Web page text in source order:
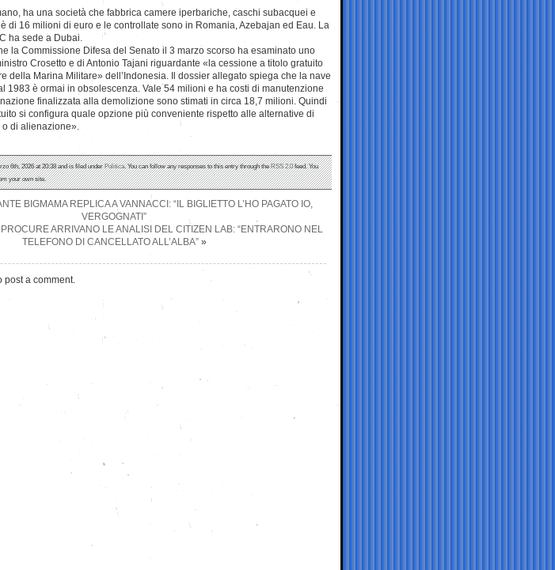
ha una società che fabbrica camere iperbariche, caschi subacquei e
di 16 milioni di euro e le controllate sono in Romania, Azebajan ed Eau. La
ha sede a Dubai.
la Commissione Difesa del Senato il 3 marzo scorso ha esaminato uno
Crosetto e di Antonio Tajani riguardante «la cessione a titolo gratuito
della Marina Militare» dell’Indonesia. Il dossier allegato spiega che la nave
1983 è ormai in obsolescenza. Vale 54 milioni e ha costi di manutenzione
finalizzata alla demolizione sono stimati in circa 18,7 milioni. Quindi
si configura quale opzione più conveniente rispetto alle alternative di
di alienazione».
6th, 2026 at 20:38 and is filed underPolitica. You can follow any responses to this entry through theRSS 2.0feed. You
your own site.
BIGMAMA REPLICA A VANNACCI: “IL BIGLIETTO L’HO PAGATO IO,
VERGOGNATI”
ARRIVANO LE ANALISI DEL CITIZEN LAB: “ENTRARONO NEL
TELEFONO DI CANCELLATO ALL’ALBA”»
post a comment.